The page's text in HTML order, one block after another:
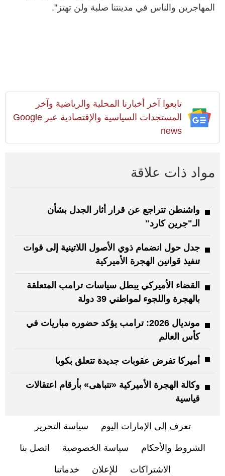
المهاجرين والناس في مدينتنا صلبة ولن تهتز".
تابعوا آخر أخبارنا المحلية والرياضية وآخر
المستجدات السياسية والإقتصادية عبر Google
news
مواد ذات علاقة
واشنطن تتراجع عن قرار أثار الجدل بشأن
الـ"جرين كارد"
جدل حول انضمام ذوي الأصول اللاتينية إلى قوات
تنفيذ قوانين الهجرة الأميركية
القضاء الأميركي يبطل سياسات ترامب المتعلقة
بالهجرة واللجوء لمواطني 39 دولة
مونديال 2026: ترامب يؤكد حضوره مباريات في
كأس العالم
أميركا تفرض عقوبات جديدة تتعلق بكوبا
وكالة الهجرة الأميركية «تتباهى» بأرقام اعتقالات
قياسية
تعرف إلى الإمارات اليوم سياسة التحرير
الشروط والأحكام سياسة الخصوصية اتصل بنا
الاشتراكات للإعلان خدماتنا